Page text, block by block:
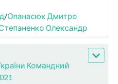
/Опанасюк Дмитро
Олександр
Командний